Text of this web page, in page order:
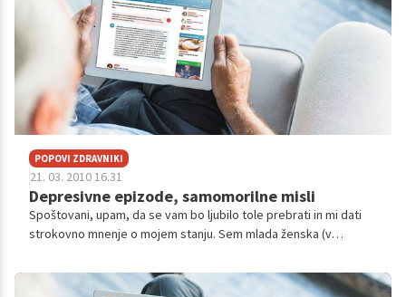
POPOVI ZDRAVNIKI
21. 03. 2010 16.31
Depresivne epizode, samomorilne misli
Spoštovani, upam, da se vam bo ljubilo tole prebrati in mi dati
strokovno mnenje o mojem stanju. Sem mlada ženska (v
mi boste verjeli,...